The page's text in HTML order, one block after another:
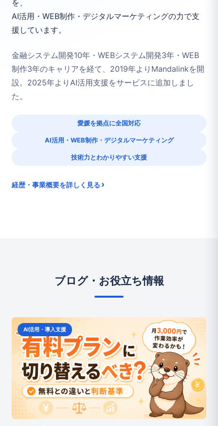
を、
AI活用・WEB制作・デジタルマーケティングの力で支
援しています。
金融システム開発10年・WEBシステム開発3年・WEB
制作3年のキャリアを経て、2019年よりMandalinkを開
設。2025年よりAI活用支援をサービスに追加しまし
た。
愛媛を拠点に全国対応
AI活用・WEB制作・デジタルマーケティング
技術力とわかりやすい支援
経歴・事業概要を詳しく見る ›
ブログ・お役立ち情報
AI活用・導入支援